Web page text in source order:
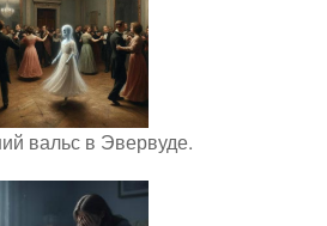
вальс в Эвервуде.